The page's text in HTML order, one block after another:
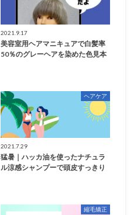
2021.9.17
美容室用ヘアマニキュアで白髪率
50％のグレーヘアを染めた色見本
ヘアケア
2021.7.29
猛暑｜ハッカ油を使ったナチュラ
ル涼感シャンプーで頭皮すっきり
縮毛矯正